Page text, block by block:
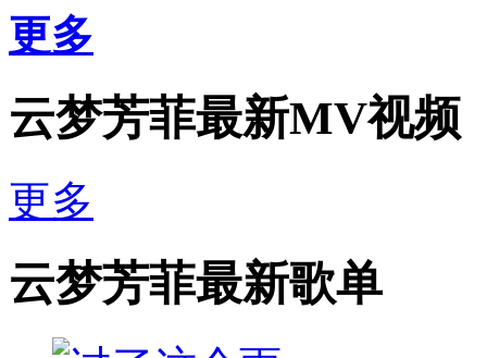
更多
云梦芳菲最新MV视频
更多
云梦芳菲最新歌单